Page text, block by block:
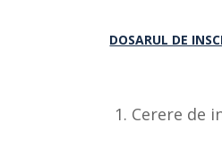
DOSARUL DE
Cerere de